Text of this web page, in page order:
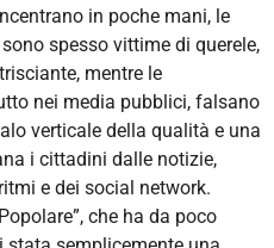
in poche mani, le
spesso vittime di querele,
mentre le
nei media pubblici, falsano
verticale della qualità e una
i cittadini dalle notizie,
e dei social network.
che ha da poco